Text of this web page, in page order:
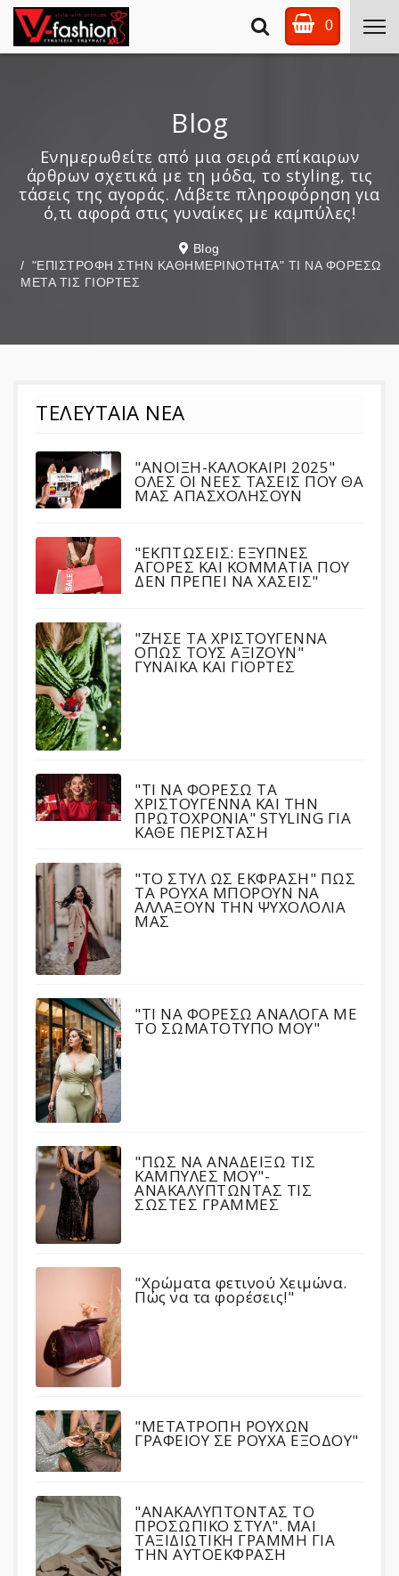
0
Blog
Ενημερωθείτε από μια σειρά επίκαιρων
άρθρων σχετικά με τη μόδα, το styling, τις
τάσεις της αγοράς. Λάβετε πληροφόρηση για
ό,τι αφορά στις γυναίκες με καμπύλες!
Blog
"ΕΠΙΣΤΡΟΦΗ ΣΤΗΝ ΚΑΘΗΜΕΡΙΝΟΤΗΤΑ" ΤΙ ΝΑ ΦΟΡΕΣΩ
ΜΕΤΑ ΤΙΣ ΓΙΟΡΤΕΣ
ΤΕΛΕΥΤΑΙΑ ΝΕΑ
"ΑΝΟΙΞΗ-ΚΑΛΟΚΑΙΡΙ 2025"
ΟΛΕΣ ΟΙ ΝΕΕΣ ΤΑΣΕΙΣ ΠΟΥ ΘΑ
ΜΑΣ ΑΠΑΣΧΟΛΗΣΟΥΝ
"ΕΚΠΤΩΣΕΙΣ: ΕΞΥΠΝΕΣ
ΑΓΟΡΕΣ ΚΑΙ ΚΟΜΜΑΤΙΑ ΠΟΥ
ΔΕΝ ΠΡΕΠΕΙ ΝΑ ΧΑΣΕΙΣ"
"ΖΗΣΕ ΤΑ ΧΡΙΣΤΟΥΓΕΝΝΑ
ΟΠΩΣ ΤΟΥΣ ΑΞΙΖΟΥΝ"
ΓΥΝΑΙΚΑ ΚΑΙ ΓΙΟΡΤΕΣ
"ΤΙ ΝΑ ΦΟΡΕΣΩ ΤΑ
ΧΡΙΣΤΟΥΓΕΝΝΑ ΚΑΙ ΤΗΝ
ΠΡΩΤΟΧΡΟΝΙΑ" STYLING ΓΙΑ
ΚΑΘΕ ΠΕΡΙΣΤΑΣΗ
"ΤΟ ΣΤΥΛ ΩΣ ΕΚΦΡΑΣΗ" ΠΩΣ
ΤΑ ΡΟΥΧΑ ΜΠΟΡΟΥΝ ΝΑ
ΑΛΛΑΞΟΥΝ ΤΗΝ ΨΥΧΟΛΟΛΙΑ
ΜΑΣ
"ΤΙ ΝΑ ΦΟΡΕΣΩ ΑΝΑΛΟΓΑ ΜΕ
ΤΟ ΣΩΜΑΤΟΤΥΠΟ ΜΟΥ"
"ΠΩΣ ΝΑ ΑΝΑΔΕΙΞΩ ΤΙΣ
ΚΑΜΠΥΛΕΣ ΜΟΥ"-
ΑΝΑΚΑΛΥΠΤΩΝΤΑΣ ΤΙΣ
ΣΩΣΤΕΣ ΓΡΑΜΜΕΣ
"Χρώματα φετινού Χειμώνα.
Πώς να τα φορέσεις!"
"ΜΕΤΑΤΡΟΠΗ ΡΟΥΧΩΝ
ΓΡΑΦΕΙΟΥ ΣΕ ΡΟΥΧΑ ΕΞΟΔΟΥ"
"ΑΝΑΚΑΛΥΠΤΟΝΤΑΣ ΤΟ
ΠΡΟΣΩΠΙΚΟ ΣΤΥΛ". ΜΑΙ
ΤΑΞΙΔΙΩΤΙΚΗ ΓΡΑΜΜΗ ΓΙΑ
ΤΗΝ ΑΥΤΟΕΚΦΡΑΣΗ